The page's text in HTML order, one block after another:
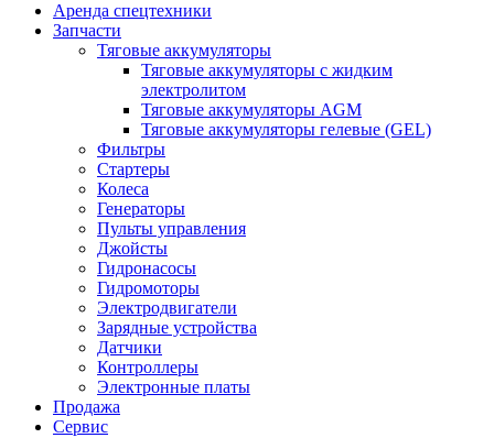
Аренда спецтехники
Запчасти
Тяговые аккумуляторы
Тяговые аккумуляторы с жидким
электролитом
Тяговые аккумуляторы AGM
Тяговые аккумуляторы гелевые (GEL)
Фильтры
Стартеры
Колеса
Генераторы
Пульты управления
Джойсты
Гидронасосы
Гидромоторы
Электродвигатели
Зарядные устройства
Датчики
Контроллеры
Электронные платы
Продажа
Сервис